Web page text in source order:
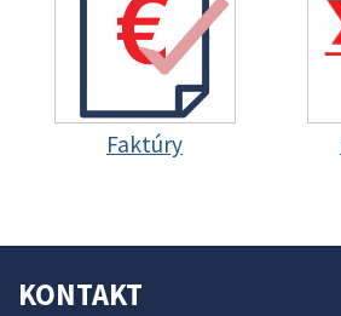
Faktúry
KONTAKT